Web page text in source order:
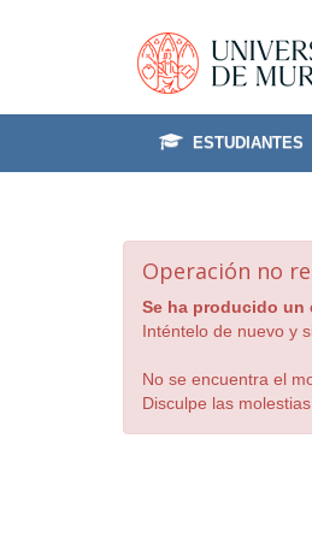
ESTUDIANTES
Operación no
Se ha producido un
Inténtelo de nuevo y
No se encuentra el
Disculpe las molestias.